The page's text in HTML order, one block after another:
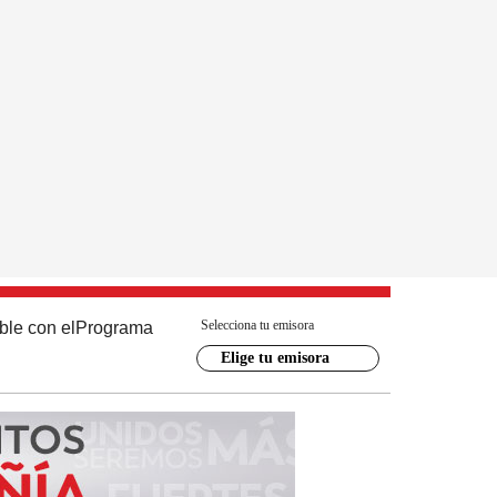
con el Programa Selecciona tu emisora
Elige tu emisora